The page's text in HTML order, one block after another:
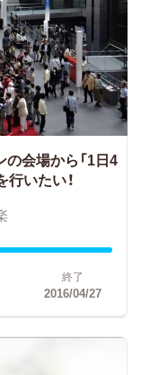
の会場から「1日4
行いたい！
終了
2016/04/27